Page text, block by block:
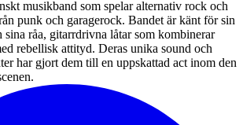
musikband som spelar alternativ rock och
punk och garagerock. Bandet är känt för sin
sina råa, gitarrdrivna låtar som kombinerar
rebellisk attityd. Deras unika sound och
har gjort dem till en uppskattad act inom den